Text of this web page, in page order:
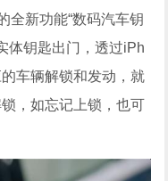
全新功能“数码汽车钥
体钥匙出门，透过iPh
车辆解锁和发动，就
，如忘记上锁，也可